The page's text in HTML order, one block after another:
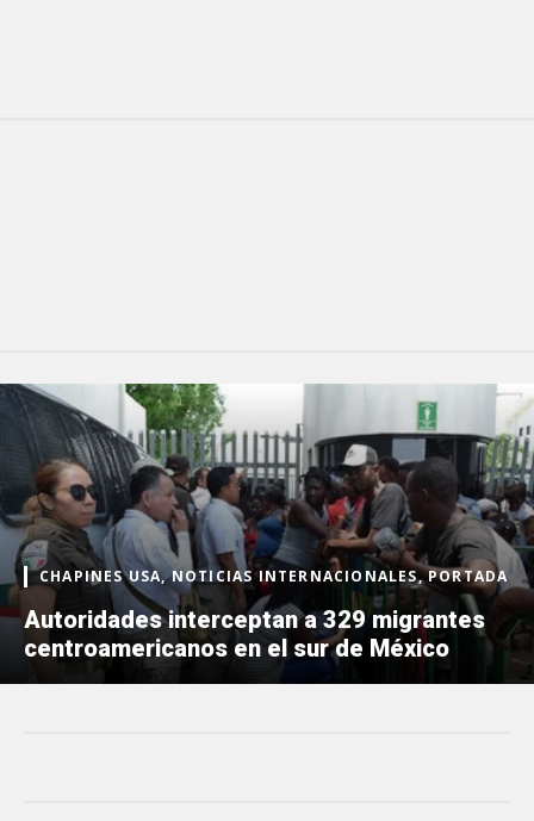
CHAPINES USA, NOTICIAS INTERNACIONALES, PORTADA
Autoridades interceptan a 329 migrantes
centroamericanos en el sur de México